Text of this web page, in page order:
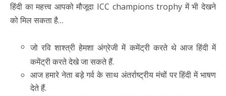
हिंदी का महत्त्व आपको मौजूदा ICC champions trophy में भी देखने
को मिल सकता है…
जो रवि शाश्त्री हेमशा अंग्रेजी में कमेंट्री करते थे आज हिंदी में
कमेंट्री करते देखे जा सकते हैं.
आज हमारे नेता बड़े गर्व के साथ अंतर्राष्ट्रीय मंचों पर हिंदी में भाषण
देते हैं.